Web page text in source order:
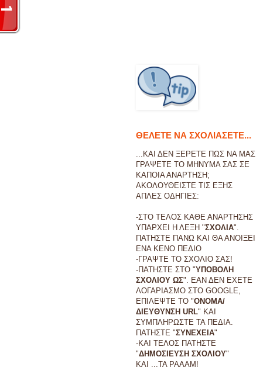
ΘΕΛΕΤΕ ΝΑ ΣΧΟΛΙΑΣΕΤΕ...
...ΚΑΙ ΔΕΝ ΞΕΡΕΤΕ ΠΩΣ ΝΑ ΜΑΣ
ΓΡΑΨΕΤΕ ΤΟ ΜΗΝΥΜΑ ΣΑΣ ΣΕ
ΚΑΠΟΙΑ ΑΝΑΡΤΗΣΗ;
ΑΚΟΛΟΥΘΕΙΣΤΕ ΤΙΣ ΕΞΗΣ
ΑΠΛΕΣ ΟΔΗΓΙΕΣ:
-ΣΤΟ ΤΕΛΟΣ ΚΑΘΕ ΑΝΑΡΤΗΣΗΣ
ΥΠΑΡΧΕΙ Η ΛΕΞΗ "ΣΧΟΛΙΑ".
ΠΑΤΗΣΤΕ ΠΑΝΩ ΚΑΙ ΘΑ ΑΝΟΙΞΕΙ
ΕΝΑ ΚΕΝΟ ΠΕΔΙΟ
-ΓΡΑΨΤΕ ΤΟ ΣΧΟΛΙΟ ΣΑΣ!
-ΠΑΤΗΣΤΕ ΣΤΟ "ΥΠΟΒΟΛΗ
ΣΧΟΛΙΟΥ ΩΣ". ΕΑΝ ΔΕΝ ΕΧΕΤΕ
ΛΟΓΑΡΙΑΣΜΟ ΣΤΟ GOOGLE,
ΕΠΙΛΕΨΤΕ ΤΟ "ΟΝΟΜΑ/
ΔΙΕΥΘΥΝΣΗ URL" ΚΑΙ
ΣΥΜΠΛΗΡΩΣΤΕ ΤΑ ΠΕΔΙΑ.
ΠΑΤΗΣΤΕ "ΣΥΝΕΧΕΙΑ"
-ΚΑΙ ΤΕΛΟΣ ΠΑΤΗΣΤΕ
"ΔΗΜΟΣΙΕΥΣΗ ΣΧΟΛΙΟΥ"
ΚΑΙ ...ΤΑ ΡΑΑΑΜ!